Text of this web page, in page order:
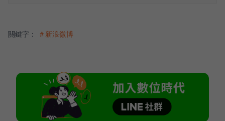
關鍵字： ＃新浪微博